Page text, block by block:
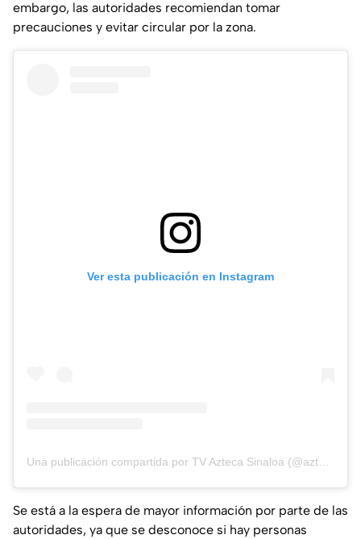
embargo, las autoridades recomiendan tomar
precauciones y evitar circular por la zona.
Ver esta publicación en Instagram
Una publicación compartida por TV Azteca Sinaloa (@aztecasinaloa)
Se está a la espera de mayor información por parte de las
autoridades, ya que se desconoce si hay personas